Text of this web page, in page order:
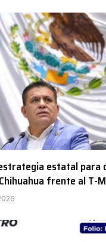
estatal para
frente al T-